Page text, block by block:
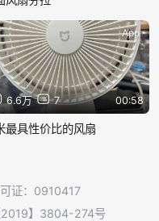
6.6万 7 00:58
App
最具性价比的风扇
证：0910417
2019】3804-274号